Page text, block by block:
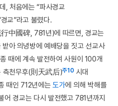
, 처음에는 “파사경교
교”라고 불렸다.
中國碑, 781년)에 따르면, 경교는
받아 의녕방에 예배당을 짓고 선교사
때에 계속 발전하여 사원이 100개
측천무후(則天武后)주10시대
때인 712년에는 도가에 의해 박해를
경교는 다시 발전했고 781년까지